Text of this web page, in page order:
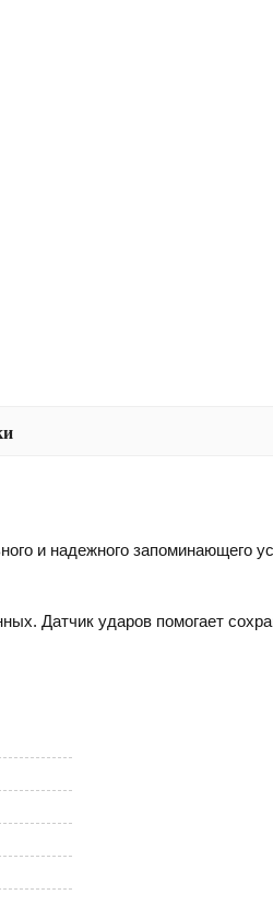
и надежного запоминающего
Датчик ударов помогает